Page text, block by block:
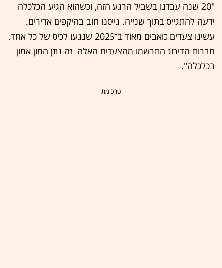
"20 שנה עבדנו בשביל הרגע הזה, וכשהוא הגיע הכלכלה
ידעה להתגייס בתוך שנייה. גייסנו חוב בהיקפים אדירים.
עשינו צעדים כואבים מאוד ב־2025 שנגעו לכיס של כל אחד.
חברות הדירוג התרשמו מהצעדים האלה. זה נתן המון אמון
בכלכלה".
- פרסומת -